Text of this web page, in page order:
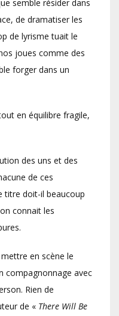
semble résider dans
de dramatiser les
de lyrisme tuait le
joues comme des
forger dans un
en équilibre fragile,
des uns et des
de ces
titre doit-il beaucoup
connait les
en scène le
compagnonnage avec
Rien de
de « There Will Be